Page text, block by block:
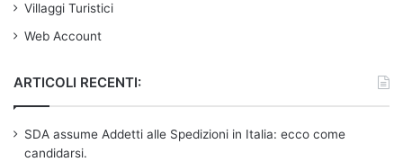
Villaggi Turistici
Web Account
ARTICOLI RECENTI:
SDA assume Addetti alle Spedizioni in Italia: ecco come
candidarsi.